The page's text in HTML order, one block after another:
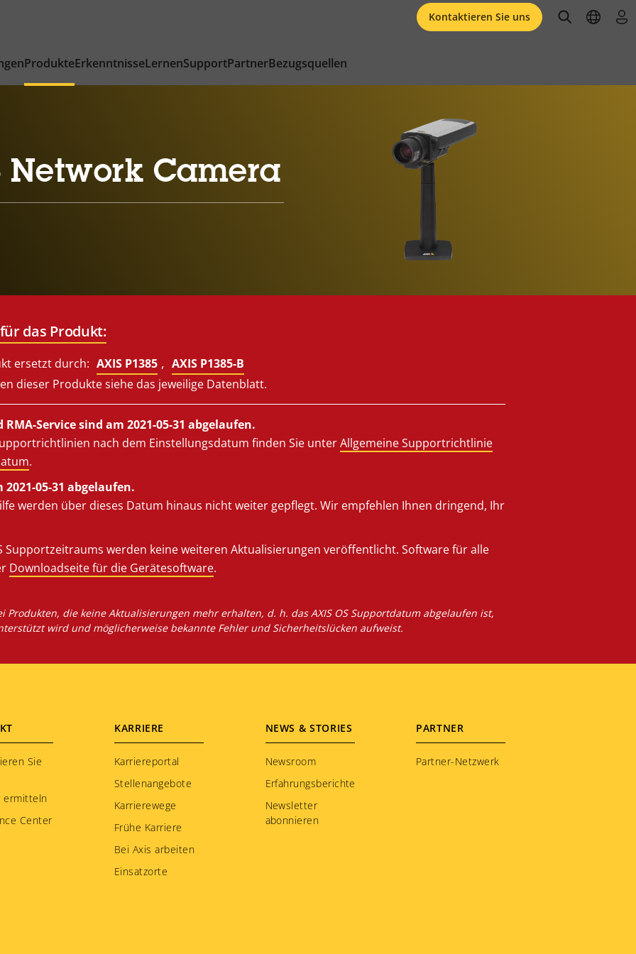
ProdukteErkenntnisseLernenSupportPartnerBezugsquellen
Kontaktieren Sie uns openopen
Network Camera
das Produkt:
ersetzt durch: AXIS P1385 , AXIS P1385-B
dieser Produkte siehe das jeweilige Datenblatt.
Service sind am 2021-05-31 abgelaufen.
nach dem Einstellungsdatum finden Sie unterAllgemeine Supportrichtlinie
.
2021-05-31 abgelaufen.
werden über dieses Datum hinaus nicht weiter gepflegt. Wir empfehlen Ihnen dringend, Ihr
Supportzeitraums werden keine weiteren Aktualisierungen veröffentlicht. Software für alle
Downloadseite für die Gerätesoftware.
Produkten, die keine Aktualisierungen mehr erhalten, d. h. das AXIS OS Supportdatum abgelaufen ist,
wird und möglicherweise bekannte Fehler und Sicherheitslücken aufweist.
Sie
ermitteln
Center
KARRIERE
Karriereportal
Stellenangebote
Karrierewege
Frühe Karriere
Bei Axis arbeiten
Einsatzorte
NEWS & STORIES
Newsroom
Erfahrungsberichte
Newsletter
abonnieren
PARTNER
Partner-Netzwerk